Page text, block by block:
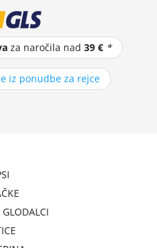
za naročila nad39 € *
iz ponudbe za rejce